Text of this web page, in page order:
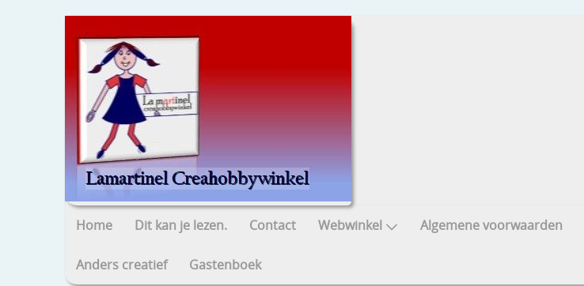
Home Dit kan je lezen. Contact Webwinkel Algemene voorwaarden
Anders creatief Gastenboek